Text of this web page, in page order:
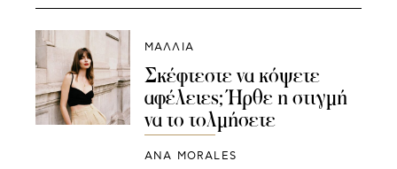
ΜΑΛΛΙΑ
Σκέφτεστε να κόψετε
αφέλειες; Ήρθε η στιγμή
να το τολμήσετε
ANA MORALES